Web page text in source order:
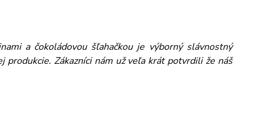
a čokoládovou šľahačkou je výborný slávnostný
Zákazníci nám už veľa krát potvrdili že náš